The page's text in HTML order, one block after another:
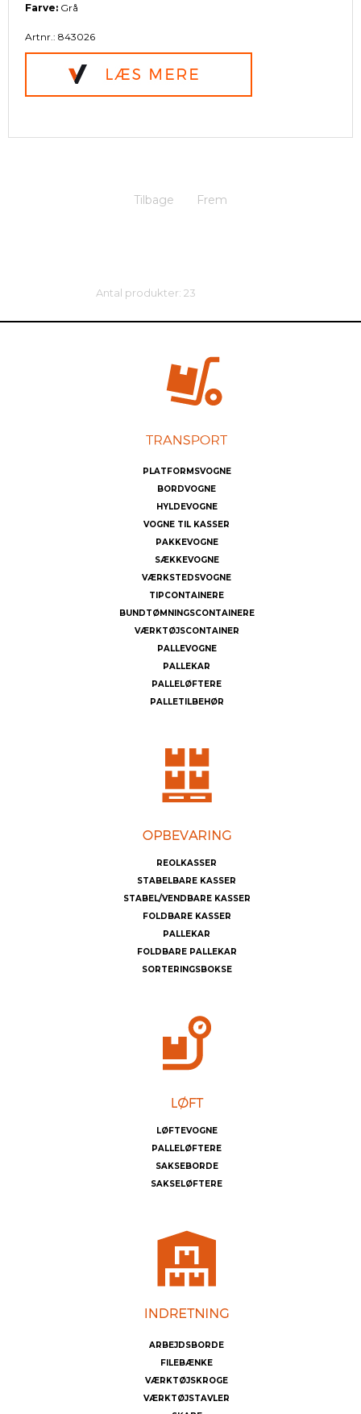
Farve: Grå
Artnr.: 843026
Tilbage Frem
Antal produkter: 23
PLATFORMSVOGNE
BORDVOGNE
HYLDEVOGNE
VOGNE TIL KASSER
PAKKEVOGNE
SÆKKEVOGNE
VÆRKSTEDSVOGNE
TIPCONTAINERE
BUNDTØMNINGSCONTAINERE
VÆRKTØJSCONTAINER
PALLEVOGNE
PALLEKAR
PALLELØFTERE
PALLETILBEHØR
REOLKASSER
STABELBARE KASSER
STABEL/VENDBARE KASSER
FOLDBARE KASSER
PALLEKAR
FOLDBARE PALLEKAR
SORTERINGSBOKSE
LØFTEVOGNE
PALLELØFTERE
SAKSEBORDE
SAKSELØFTERE
ARBEJDSBORDE
FILEBÆNKE
VÆRKTØJSKROGE
VÆRKTØJSTAVLER